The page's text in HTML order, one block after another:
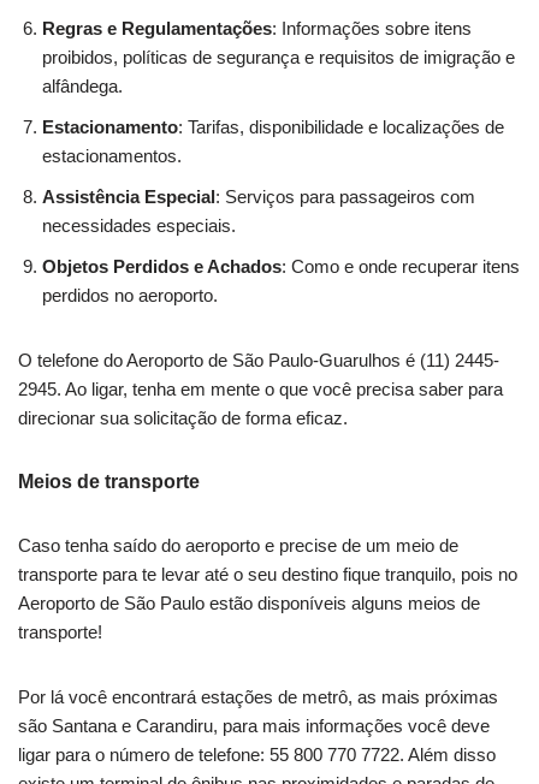
Regras e Regulamentações: Informações sobre itens
proibidos, políticas de segurança e requisitos de imigração e
alfândega.
Estacionamento: Tarifas, disponibilidade e localizações de
estacionamentos.
Assistência Especial: Serviços para passageiros com
necessidades especiais.
Objetos Perdidos e Achados: Como e onde recuperar itens
perdidos no aeroporto.
O telefone do Aeroporto de São Paulo-Guarulhos é (11) 2445-
2945. Ao ligar, tenha em mente o que você precisa saber para
direcionar sua solicitação de forma eficaz.
Meios de transporte
Caso tenha saído do aeroporto e precise de um meio de
transporte para te levar até o seu destino fique tranquilo, pois no
Aeroporto de São Paulo estão disponíveis alguns meios de
transporte!
Por lá você encontrará estações de metrô, as mais próximas
são Santana e Carandiru, para mais informações você deve
ligar para o número de telefone: 55 800 770 7722. Além disso